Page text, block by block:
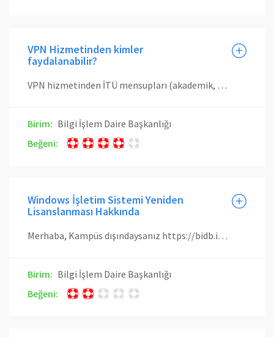
VPN Hizmetinden kimler
faydalanabilir?
VPN hizmetinden İTÜ mensupları (akademik, idari personel ve öğrenciler) faydalanabilir. VPN hizmetinin kullanımı ve hizmetinin etkinleştirilmesi ile alakalı bilgiler için bidb.itu.edu.tr/hizmetler/vpn sayfasına tıklayabilirsiniz.
Birim: Bilgi İşlem Daire Başkanlığı
Beğeni:
Windows İşletim Sistemi Yeniden
Lisanslanması Hakkında
Merhaba, Kampüs dışındaysanız https://bidb.itu.edu.tr/hizmetler/vpn linkindeki dokümanları kullanarak VPN bağlantısı gerçekleştirip https://bidb.itu.edu.tr/bilgi-bankasi/lisansli-ve-serbest-yazilimlar/lisansli-yazilimlar/microsoft/isletim-sistemleri/windows-10-lisanslama dokümanını kullanarak yeniden aktivasyon işlemi yapabilirsiniz. Kampüs içindeyseniz https://bidb.itu.edu.tr/bilgi-bankasi/lisansli-ve-serbest-yazilimlar/lisansli-yazilimlar/microsoft/isletim-sistemleri/windows-10-lisanslama linkindeki dokümanı kullanarak yeniden aktivasyon işlemi yapabilirsiniz. İyi günler.
Birim: Bilgi İşlem Daire Başkanlığı
Beğeni: